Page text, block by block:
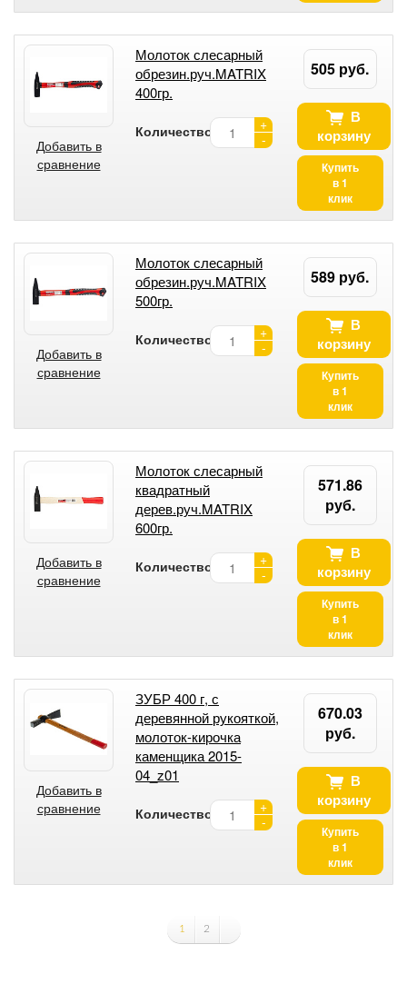
Добавить в
сравнение
Молоток слесарный
обрезин.руч.MATRIX
400гр.
Количество:
+
-
505 руб.
В
корзину
Купить
в 1
клик
Добавить в
сравнение
Молоток слесарный
обрезин.руч.MATRIX
500гр.
Количество:
+
-
589 руб.
В
корзину
Купить
в 1
клик
Добавить в
сравнение
Молоток слесарный
квадратный
дерев.руч.MATRIX
600гр.
Количество:
+
-
571.86
руб.
В
корзину
Купить
в 1
клик
Добавить в
сравнение
ЗУБР 400 г, с
деревянной рукояткой,
молоток-кирочка
каменщика 2015-
04_z01
Количество:
+
-
670.03
руб.
В
корзину
Купить
в 1
клик
1 2